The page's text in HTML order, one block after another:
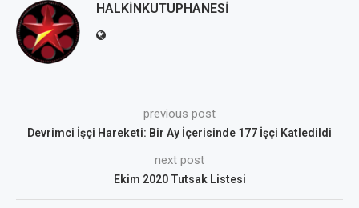
HALKINKUTUPHANESI
previous post
Devrimci İşçi Hareketi: Bir Ay İçerisinde 177 İşçi Katledildi
next post
Ekim 2020 Tutsak Listesi